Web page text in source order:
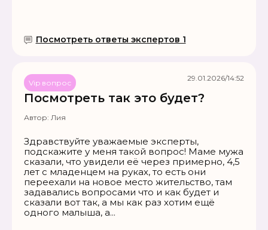
Посмотреть ответы экспертов 1
Посмотреть так это будет?
Vip вопрос
Автор: Лия
Здравствуйте уважаемые эксперты,
подскажите у меня такой вопрос! Маме мужа
сказали, что увидели её через примерно, 4,5
лет с младенцем на руках, то есть они
переехали на новое место жительство, там
задавались вопросами что и как будет и
сказали вот так, а мы как раз хотим ещё
одного малыша, а...
29.01.2026/14:52